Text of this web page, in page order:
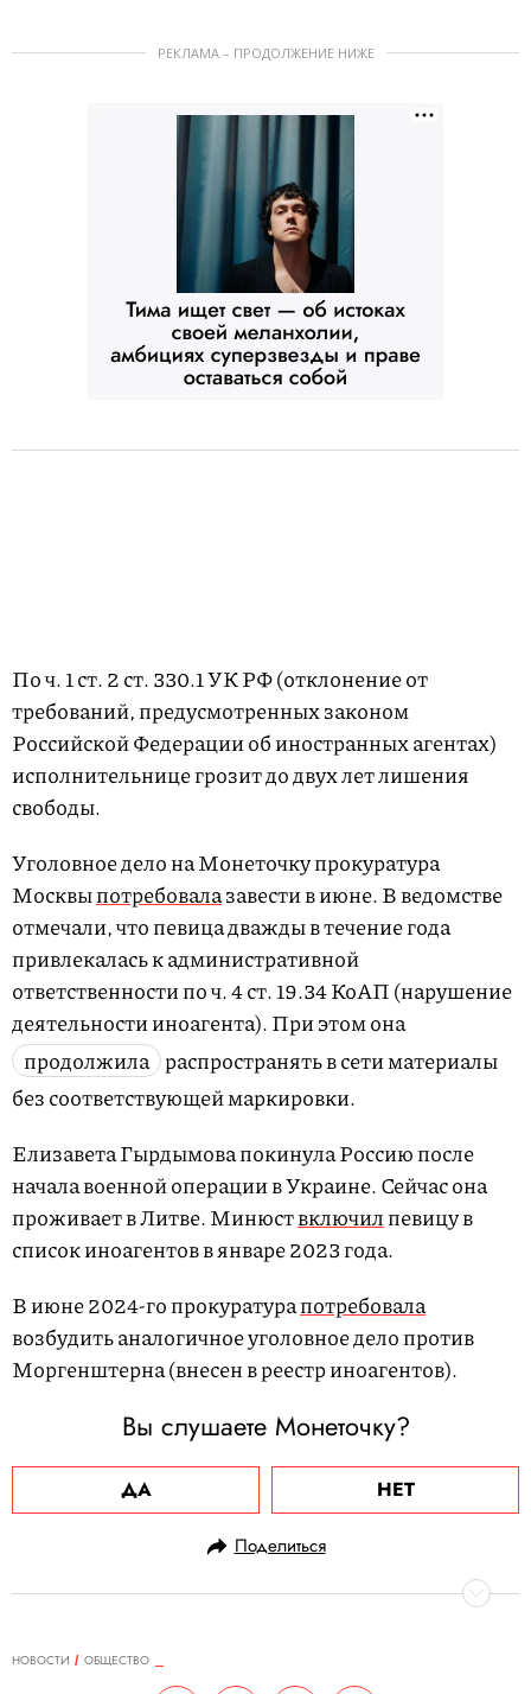
РЕКЛАМА – ПРОДОЛЖЕНИЕ НИЖЕ
По ч. 1 ст. 2 ст. 330.1 УК РФ (отклонение от
требований, предусмотренных законом
Российской Федерации об иностранных агентах)
исполнительнице грозит до двух лет лишения
свободы.
Уголовное дело на Монеточку прокуратура
Москвыпотребовалазавести в июне. В ведомстве
отмечали, что певица дважды в течение года
привлекалась к административной
ответственности по ч. 4 ст. 19.34 КоАП (нарушение
деятельности иноагента). При этом она
продолжила распространять в сети материалы
без соответствующей маркировки.
Елизавета Гырдымова покинула Россию после
начала военной операции в Украине. Сейчас она
проживает в Литве. Минюствключилпевицу в
список иноагентов в январе 2023 года.
В июне 2024-го прокуратурапотребовала
возбудить аналогичное уголовное дело против
Моргенштерна (внесен в реестр иноагентов).
Вы слушаете Монеточку?
ДА НЕТ
Поделиться
НОВОСТИ
ОБЩЕСТВО